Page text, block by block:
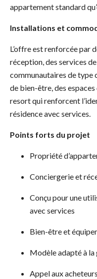
appartement standard
Installations et
L’offre est renforcée par
réception, des services
communautaires de type
de bien-être, des
resort qui renforcent
résidence avec services.
Points forts du projet
Propriété
Conciergerie et
Conçu pour une
avec services
Bien-être et
Modèle adapté à
Appel aux